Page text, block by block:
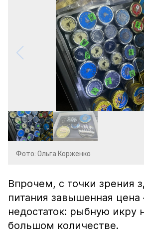
Фото: Ольга Корженко
Впрочем, с точки зрения
питания завышенная
недостаток: рыбную икру
большом количестве.